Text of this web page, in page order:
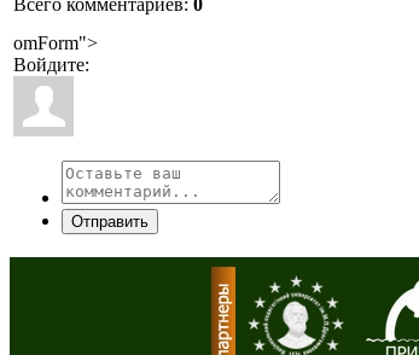
Всего комментариев: 0
omForm">
Войдите:
Отправить